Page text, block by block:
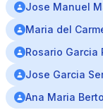
Jose Manuel
Maria del
Rosario Garcia
Jose Garcia
Ana Maria